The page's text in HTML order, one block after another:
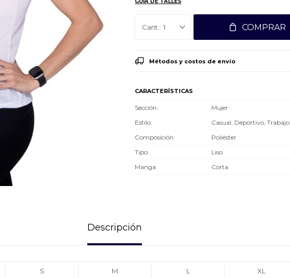
1 COMPRAR
Métodos y costos de envío
CARACTERÍSTICAS
Sección
Mujer
Estilo
Casual, Deportivo, Trabajo
Composición
Poliéster
Tipo
Liso
Manga
Corta
Descripción
S M L XL